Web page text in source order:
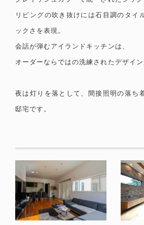
リビングの吹き抜けには石目調のタイ
ックさを表現。
会話が弾むアイランドキッチンは、
オーダーならではの洗練されたデザイン
夜は灯りを落として、間接照明の落ち
邸宅です。